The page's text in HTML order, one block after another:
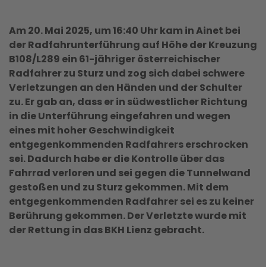
Am 20. Mai 2025, um 16:40 Uhr kam in Ainet bei
der Radfahrunterführung auf Höhe der Kreuzung
B108/L289 ein 61-jähriger österreichischer
Radfahrer zu Sturz und zog sich dabei schwere
Verletzungen an den Händen und der Schulter
zu. Er gab an, dass er in südwestlicher Richtung
in die Unterführung eingefahren und wegen
eines mit hoher Geschwindigkeit
entgegenkommenden Radfahrers erschrocken
sei. Dadurch habe er die Kontrolle über das
Fahrrad verloren und sei gegen die Tunnelwand
gestoßen und zu Sturz gekommen. Mit dem
entgegenkommenden Radfahrer sei es zu keiner
Berührung gekommen. Der Verletzte wurde mit
der Rettung in das BKH Lienz gebracht.